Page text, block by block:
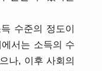
수준의 정도이
서는 소득의 수
나, 이후 사회의